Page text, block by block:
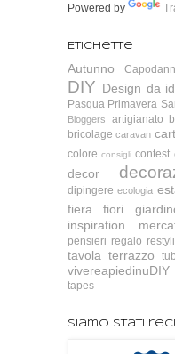
Powered by
Etichette
Autunno
DIY Design da
Pasqua Primavera
Bloggers
artigianato
bricolage caravan
colore consigli contest
decor
dipingere ecologia
fiera fiori
inspiration
pensieri regalo
tavola terrazzo
vivereapiedinuDIY
tapes
Siamo stati